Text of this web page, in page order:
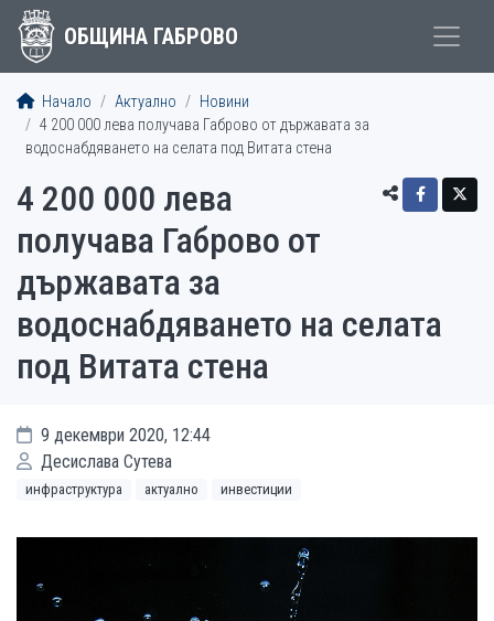
ОБЩИНА ГАБРОВО
Начало Актуално
Новини
4 200 000 лева получава Габрово от държавата за
водоснабдяването на селата под Витата стена
4 200 000 лева
получава Габрово от
държавата за
водоснабдяването на селата
под Витата стена
9 декември 2020, 12:44
Десислава Сутева
инфраструктура актуално инвестиции